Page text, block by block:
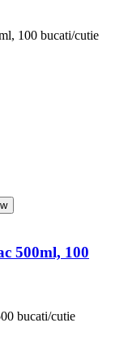
500ml, 100